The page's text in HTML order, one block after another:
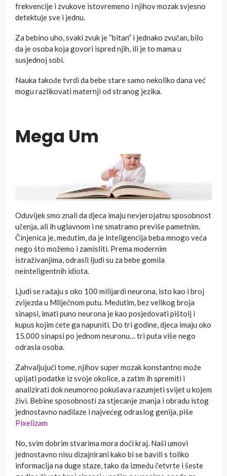
frekvencije i zvukove istovremeno i njihov mozak svjesno
detektuje sve i jednu.
Za bebino uho, svaki zvuk je “bitan” i jednako zvučan, bilo
da je osoba koja govori ispred njih, ili je to mama u
susjednoj sobi.
Nauka takođe tvrdi da bebe stare samo nekoliko dana već
mogu razlikovati maternji od stranog jezika.
Mega Um
Oduvijek smo znali da djeca imaju nevjerojatnu sposobnost
učenja, ali ih uglavnom i ne smatramo previše pametnim.
Činjenica je, međutim, da je inteligencija beba mnogo veća
nego što možemo i zamisliti. Prema modernim
istraživanjima, odrasli ljudi su za bebe gomila
neinteligentnih idiota.
Ljudi se rađaju s oko 100 milijardi neurona, isto kao i broj
zvijezda u Mliječnom putu. Međutim, bez velikog broja
sinapsi, imati puno neurona je kao posjedovati pištolj i
kupus kojim ćete ga napuniti. Do tri godine, djeca imaju oko
15.000 sinapsi po jednom neuronu… tri puta više nego
odrasla osoba.
Zahvaljujući tome, njihov super mozak konstantno može
upijati podatke iz svoje okolice, a zatim ih spremiti i
analizirati dok neumorno pokušava razumjeti svijet u kojem
živi. Bebine sposobnosti za stjecanje znanja i obradu istog
jednostavno nadilaze i najvećeg odraslog genija, piše
Pixelizam
No, svim dobrim stvarima mora doći kraj. Naši umovi
jednostavno nisu dizajnirani kako bi se bavili s toliko
informacija na duge staze, tako da između četvrte i šeste